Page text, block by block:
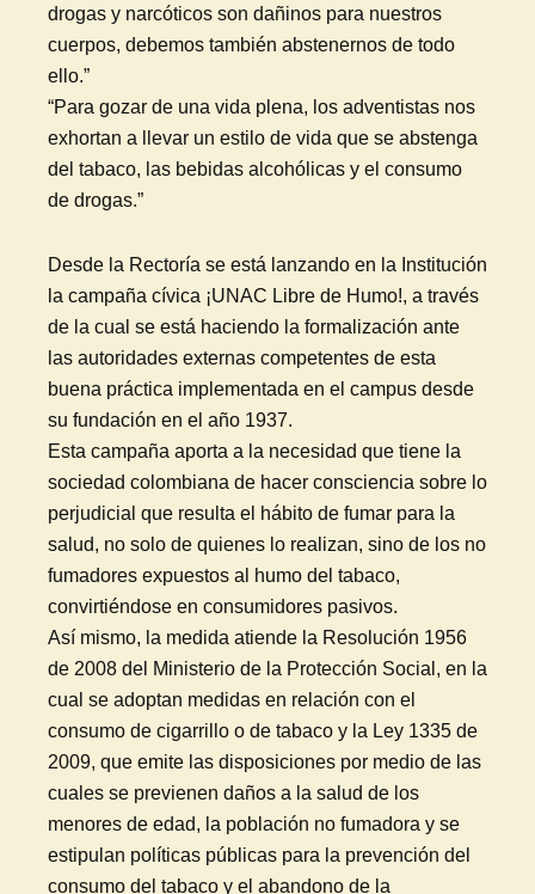
drogas y narcóticos son dañinos para nuestros
cuerpos, debemos también abstenernos de todo
ello.”
“Para gozar de una vida plena, los adventistas nos
exhortan a llevar un estilo de vida que se abstenga
del tabaco, las bebidas alcohólicas y el consumo
de drogas.”
Desde la Rectoría se está lanzando en la Institución
la campaña cívica ¡UNAC Libre de Humo!, a través
de la cual se está haciendo la formalización ante
las autoridades externas competentes de esta
buena práctica implementada en el campus desde
su fundación en el año 1937.
Esta campaña aporta a la necesidad que tiene la
sociedad colombiana de hacer consciencia sobre lo
perjudicial que resulta el hábito de fumar para la
salud, no solo de quienes lo realizan, sino de los no
fumadores expuestos al humo del tabaco,
convirtiéndose en consumidores pasivos.
Así mismo, la medida atiende la Resolución 1956
de 2008 del Ministerio de la Protección Social, en la
cual se adoptan medidas en relación con el
consumo de cigarrillo o de tabaco y la Ley 1335 de
2009, que emite las disposiciones por medio de las
cuales se previenen daños a la salud de los
menores de edad, la población no fumadora y se
estipulan políticas públicas para la prevención del
consumo del tabaco y el abandono de la